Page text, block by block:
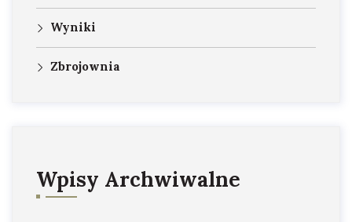
Wyniki
Zbrojownia
Wpisy Archwiwalne